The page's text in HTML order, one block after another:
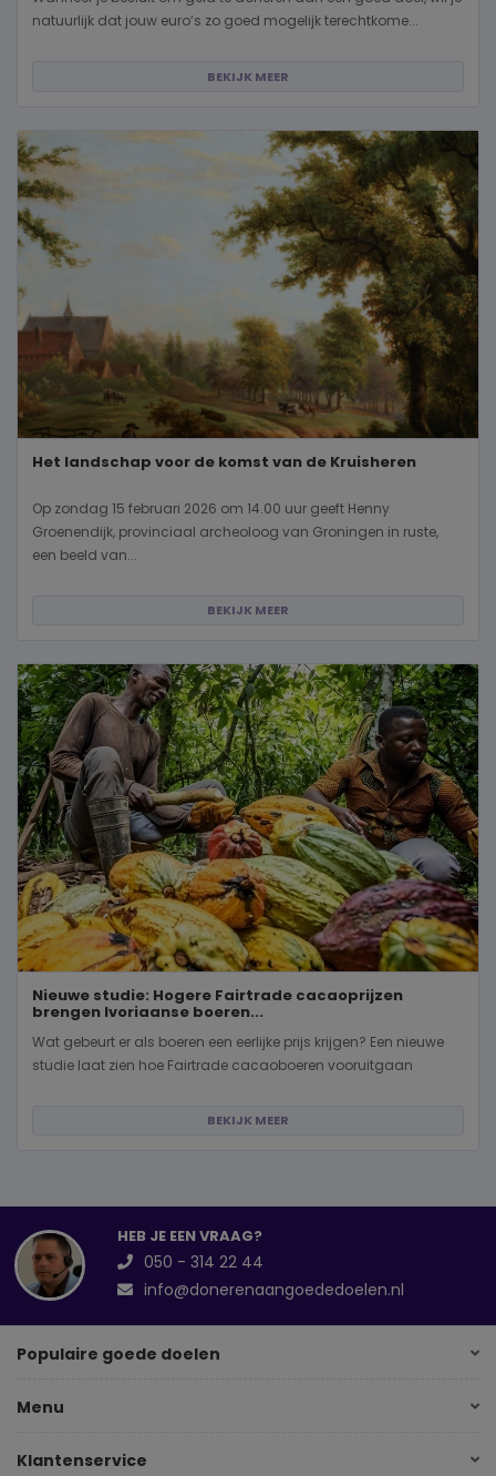
natuurlijk dat jouw euro’s zo goed mogelijk terechtkome...
BEKIJK MEER
Het landschap voor de komst van de Kruisheren
Op zondag 15 februari 2026 om 14.00 uur geeft Henny
Groenendijk, provinciaal archeoloog van Groningen in ruste,
een beeld van...
BEKIJK MEER
Nieuwe studie: Hogere Fairtrade cacaoprijzen
brengen Ivoriaanse boeren...
Wat gebeurt er als boeren een eerlijke prijs krijgen? Een nieuwe
studie laat zien hoe Fairtrade cacaoboeren vooruitgaan
BEKIJK MEER
HEB JE EEN VRAAG?
050 - 314 22 44
info@donerenaangoededoelen.nl
Populaire goede doelen
Menu
Klantenservice